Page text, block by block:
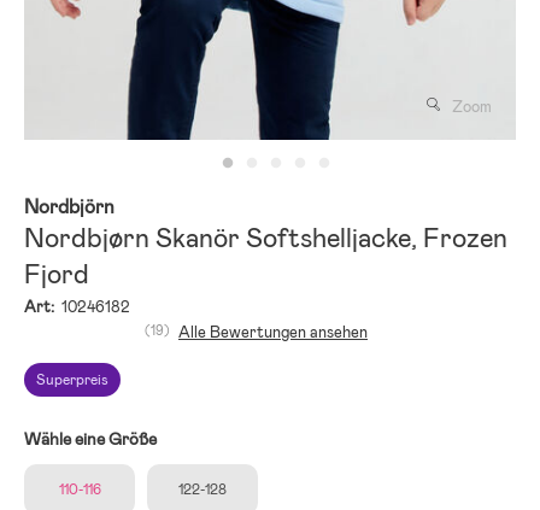
Zoom
Nordbjörn
Nordbjørn Skanör Softshelljacke, Frozen
Fjord
Art: 10246182
Superpreis
(19) Alle Bewertungen ansehen
Wähle eine Größe
110-116 122-128